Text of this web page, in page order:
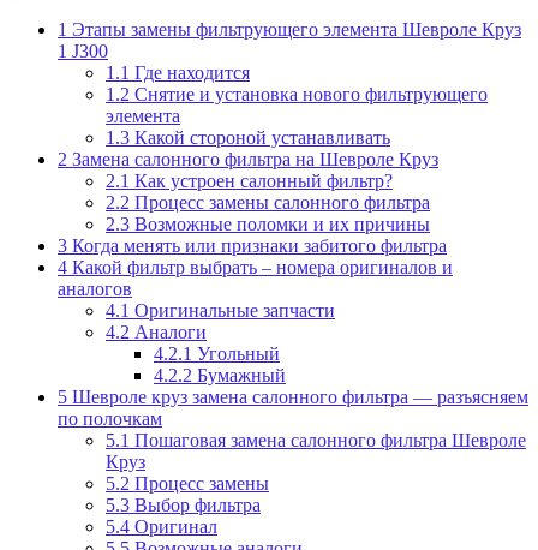
1 Этапы замены фильтрующего элемента Шевроле Круз
1 J300
1.1 Где находится
1.2 Снятие и установка нового фильтрующего
элемента
1.3 Какой стороной устанавливать
2 Замена салонного фильтра на Шевроле Круз
2.1 Как устроен салонный фильтр?
2.2 Процесс замены салонного фильтра
2.3 Возможные поломки и их причины
3 Когда менять или признаки забитого фильтра
4 Какой фильтр выбрать – номера оригиналов и
аналогов
4.1 Оригинальные запчасти
4.2 Аналоги
4.2.1 Угольный
4.2.2 Бумажный
5 Шевроле круз замена салонного фильтра — разъясняем
по полочкам
5.1 Пошаговая замена салонного фильтра Шевроле
Круз
5.2 Процесс замены
5.3 Выбор фильтра
5.4 Оригинал